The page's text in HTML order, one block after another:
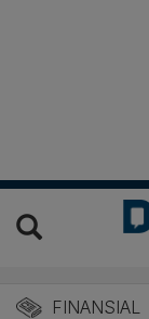
FINANSIAL